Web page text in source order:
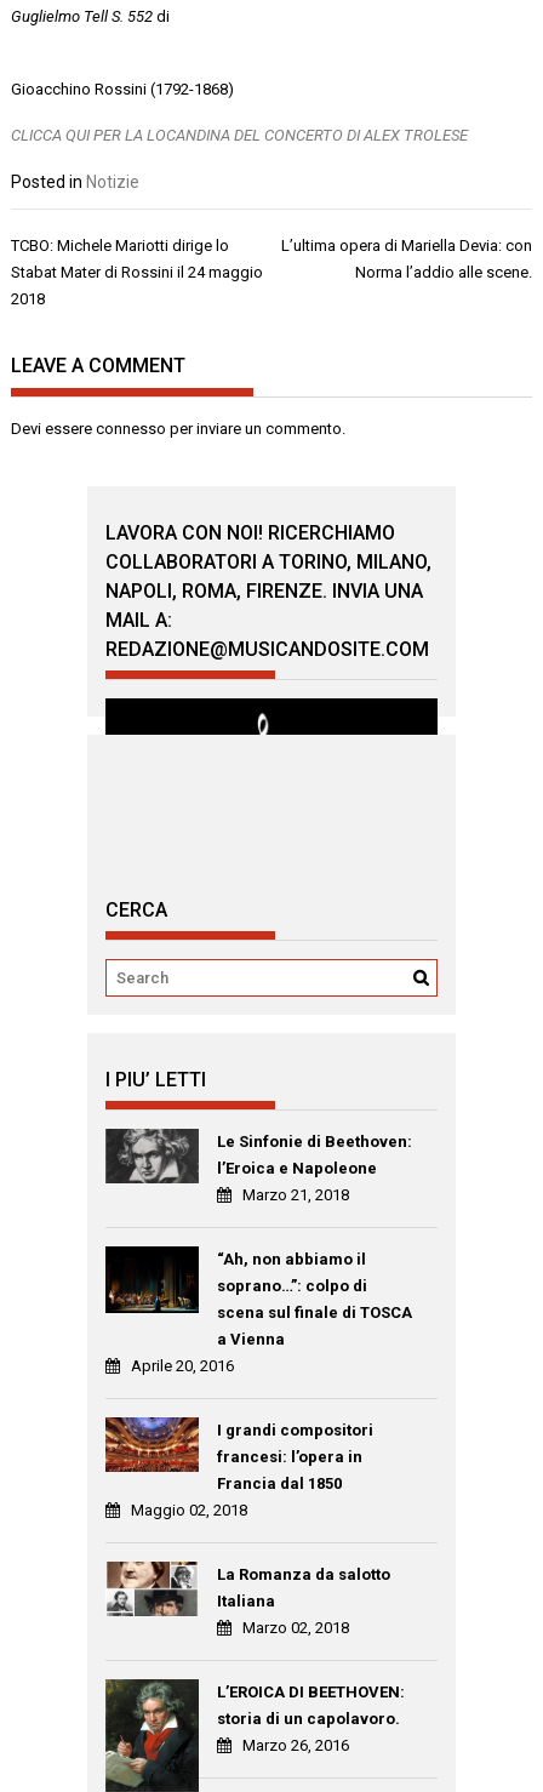
Guglielmo Tell S. 552 di
Gioacchino Rossini (1792-1868)
CLICCA QUI PER LA LOCANDINA DEL CONCERTO DI ALEX TROLESE
Posted in Notizie
Navigazione
articoli
TCBO: Michele Mariotti dirige lo
Stabat Mater di Rossini il 24 maggio
2018
L’ultima opera di Mariella Devia: con
Norma l’addio alle scene.
LEAVE A COMMENT
Devi essereconnesso per inviare un commento.
LAVORA CON NOI! RICERCHIAMO
COLLABORATORI A TORINO, MILANO,
NAPOLI, ROMA, FIRENZE. INVIA UNA
MAIL A:
REDAZIONE@MUSICANDOSITE.COM
CERCA
I PIU’ LETTI
Le Sinfonie di Beethoven:
l’Eroica e Napoleone
Marzo 21, 2018
“Ah, non abbiamo il
soprano…”: colpo di
scena sul finale di TOSCA
a Vienna
Aprile 20, 2016
I grandi compositori
francesi: l’opera in
Francia dal 1850
Maggio 02, 2018
La Romanza da salotto
Italiana
Marzo 02, 2018
L’EROICA DI BEETHOVEN:
storia di un capolavoro.
Marzo 26, 2016